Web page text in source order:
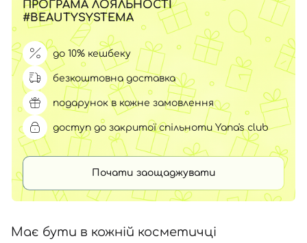
ПРОГРАМА ЛОЯЛЬНОСТІ
#BEAUTYSYSTEMA
до 10% кешбеку
безкоштовна доставка
подарунок в кожне замовлення
доступ до закритої спільноти Yana's club
Почати заощаджувати
Має бути в кожній косметичці